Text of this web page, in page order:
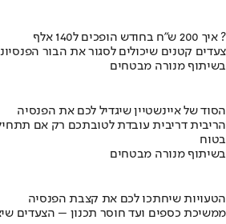
איך 200 ש"ח בחודש הופכים ל140 אלף ?
צעדים קטנים שיכולים לסגור את הבור
בשיתוף מנורה מבטחים
הסוד של איינשטיין שיגדיל לכם את הפנסיה
הריבית דריבית עובדת לטובתכם רק אם
בטוח
בשיתוף מנורה מבטחים
הטעויות שיחתכו לכם את קצבת הפנסיה
ממשיכת כספים ועד חוסר תכנון – הצעדים